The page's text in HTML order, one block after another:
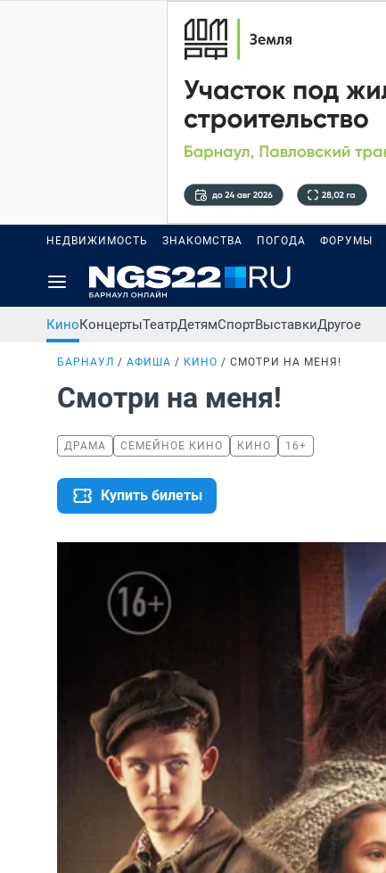
НЕДВИЖИМОСТЬ ЗНАКОМСТВА ПОГОДА ФОРУМЫ
КиноКонцертыТеатрДетямСпортВыставкиДругое
БАРНАУЛ АФИША КИНО СМОТРИ НА МЕНЯ!
Смотри на меня!
ДРАМА СЕМЕЙНОЕ КИНО КИНО 16+
Купить билеты